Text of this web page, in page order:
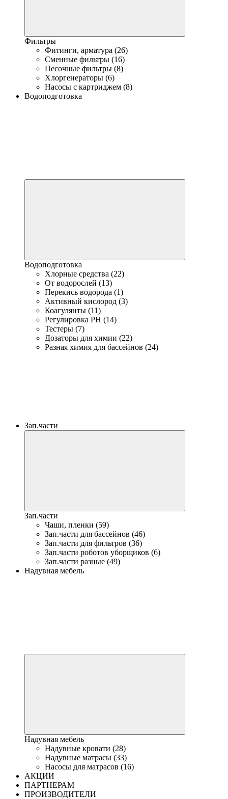
Фильтры
Фитинги, арматура (26)
Сменные фильтры (16)
Песочные фильтры (8)
Хлоргенераторы (6)
Насосы с картриджем (8)
Водоподготовка
Водоподготовка
Хлорные средства (22)
От водорослей (13)
Перекись водорода (1)
Активный кислород (3)
Коагулянты (11)
Регулировка PH (14)
Тестеры (7)
Дозаторы для химии (22)
Разная химия для бассейнов (24)
Зап.части
Зап.части
Чаши, пленки (59)
Зап.части для бассейнов (46)
Зап.части для фильтров (36)
Зап.части роботов уборщиков (6)
Зап.части разные (49)
Надувная мебель
Надувная мебель
Надувные кровати (28)
Надувные матрасы (33)
Насосы для матрасов (16)
АКЦИИ
ПАРТНЕРАМ
ПРОИЗВОДИТЕЛИ